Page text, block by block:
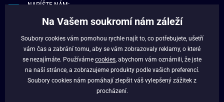
NAPÍŠTE NÁM:
O NÁS
VĚRNOSTNÍ PROGRAM
Na Vašem soukromí nám záleží
Soubory cookies vám pomohou rychle najít to, co potřebujete, ušetří
vám čas a zabrání tomu, aby se vám zobrazovaly reklamy, o které
se nezajímáte. Používáme cookies , abychom vám oznámili, že jste
na naší stránce, a zobrazujeme produkty podle vašich preferencí.
Soubory cookies nám pomáhají zlepšit váš vylepšený zážitek z
procházení.